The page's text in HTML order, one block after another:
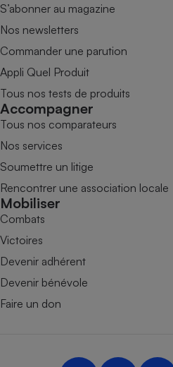
S’abonner au magazine
Nos newsletters
Commander une parution
Appli Quel Produit
Tous nos tests de produits
Accompagner
Tous nos comparateurs
Nos services
Soumettre un litige
Rencontrer une association locale
Mobiliser
Combats
Victoires
Devenir adhérent
Devenir bénévole
Faire un don